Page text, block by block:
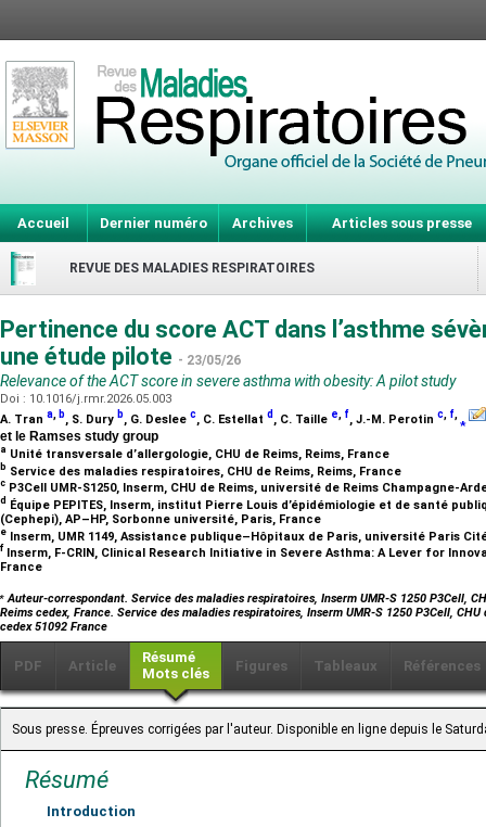
Accueil Dernier numéro Archives Articles sous presse
REVUE DES MALADIES RESPIRATOIRES
Pertinence du score ACT dans l’asthme
une étude pilote - 23/05/26
Relevance of the ACT score in severe asthma with obesity: A pilot study
Doi : 10.1016/j.rmr.2026.05.003
A. Tran a, b, S. Dury b, G. Deslee c, C. Estellat d , C. Taille e, f, J.-M. Perotin c, f,⁎
et le Ramses study group
a Unité transversale d’allergologie, CHU de Reims, Reims, France
b Service des maladies respiratoires, CHU de Reims, Reims, France
c P3Cell UMR-S1250, Inserm, CHU de Reims, université de Reims Champagne-
d Équipe PEPITES, Inserm, institut Pierre Louis d’épidémiologie et de santé
(Cephepi), AP–HP, Sorbonne université, Paris, France
e Inserm, UMR 1149, Assistance publique–Hôpitaux de Paris, université Paris
f Inserm, F-CRIN, Clinical Research Initiative in Severe Asthma: A Lever for
France
⁎ Auteur-correspondant. Service des maladies respiratoires, Inserm UMR-S 1250 P3Cell,
Reims cedex, France. Service des maladies respiratoires, Inserm UMR-S 1250 P3Cell,
cedex 51092 France
PDF Article
Résumé
Mots clés
Figures Tableaux Références
Sous presse. Épreuves corrigées par l'auteur. Disponible en ligne depuis le
Résumé
Introduction